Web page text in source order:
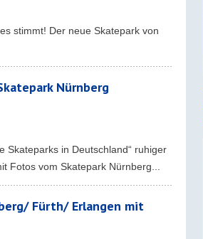
stimmt! Der neue Skatepark von
Nürnberg
Skateparks in Deutschland“ ruhiger
Fotos vom Skatepark Nürnberg...
Fürth/ Erlangen mit